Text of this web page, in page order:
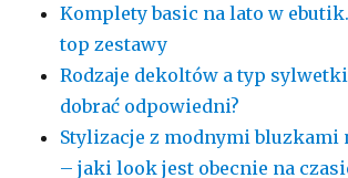
Komplety basic na lato w
top zestawy
Rodzaje dekoltów a typ
dobrać odpowiedni?
Stylizacje z modnymi bluzkami
– jaki look jest obecnie na